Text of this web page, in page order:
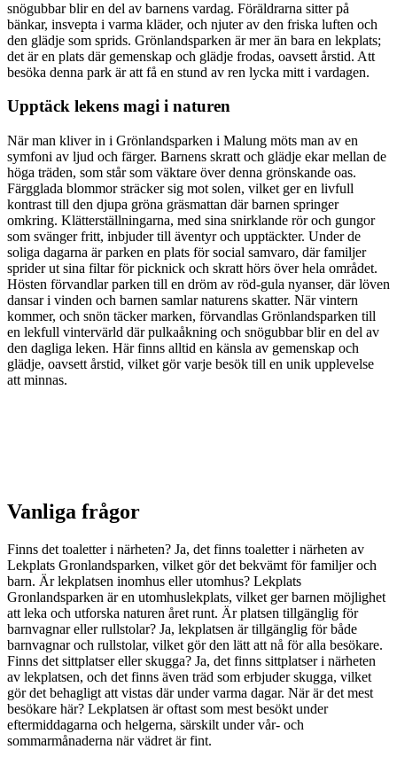
snögubbar blir en del av barnens vardag. Föräldrarna sitter på
bänkar, insvepta i varma kläder, och njuter av den friska luften och
den glädje som sprids. Grönlandsparken är mer än bara en lekplats;
det är en plats där gemenskap och glädje frodas, oavsett årstid. Att
besöka denna park är att få en stund av ren lycka mitt i vardagen.
Upptäck lekens magi i naturen
När man kliver in i Grönlandsparken i Malung möts man av en
symfoni av ljud och färger. Barnens skratt och glädje ekar mellan de
höga träden, som står som väktare över denna grönskande oas.
Färgglada blommor sträcker sig mot solen, vilket ger en livfull
kontrast till den djupa gröna gräsmattan där barnen springer
omkring. Klätterställningarna, med sina snirklande rör och gungor
som svänger fritt, inbjuder till äventyr och upptäckter. Under de
soliga dagarna är parken en plats för social samvaro, där familjer
sprider ut sina filtar för picknick och skratt hörs över hela området.
Hösten förvandlar parken till en dröm av röd-gula nyanser, där löven
dansar i vinden och barnen samlar naturens skatter. När vintern
kommer, och snön täcker marken, förvandlas Grönlandsparken till
en lekfull vintervärld där pulkaåkning och snögubbar blir en del av
den dagliga leken. Här finns alltid en känsla av gemenskap och
glädje, oavsett årstid, vilket gör varje besök till en unik upplevelse
att minnas.
Vanliga frågor
Finns det toaletter i närheten? Ja, det finns toaletter i närheten av
Lekplats Gronlandsparken, vilket gör det bekvämt för familjer och
barn. Är lekplatsen inomhus eller utomhus? Lekplats
Gronlandsparken är en utomhuslekplats, vilket ger barnen möjlighet
att leka och utforska naturen året runt. Är platsen tillgänglig för
barnvagnar eller rullstolar? Ja, lekplatsen är tillgänglig för både
barnvagnar och rullstolar, vilket gör den lätt att nå för alla besökare.
Finns det sittplatser eller skugga? Ja, det finns sittplatser i närheten
av lekplatsen, och det finns även träd som erbjuder skugga, vilket
gör det behagligt att vistas där under varma dagar. När är det mest
besökare här? Lekplatsen är oftast som mest besökt under
eftermiddagarna och helgerna, särskilt under vår- och
sommarmånaderna när vädret är fint.